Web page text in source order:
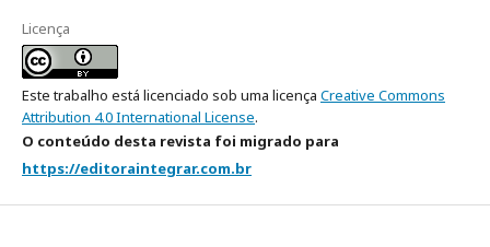
Licença
Este trabalho está licenciado sob uma licença Creative Commons
Attribution 4.0 International License.
O conteúdo desta revista foi migrado para
https://editoraintegrar.com.br